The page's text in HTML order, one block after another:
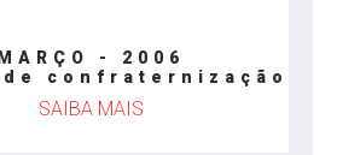
MARÇO - 2006
de confraternização
SAIBA MAIS